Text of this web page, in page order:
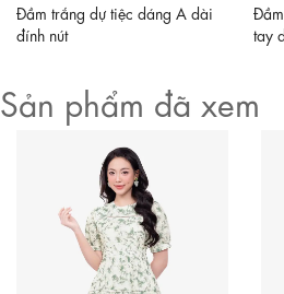
Đầm trắng dự tiệc dáng A dài
đính nút
tay
Sản phẩm đã xem